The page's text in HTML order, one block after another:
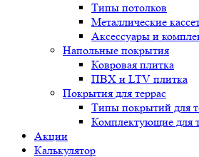
Типы потолков
Металлические
Аксессуары и
Напольные покрытия
Ковровая плитка
ПВХ и LTV плитка
Покрытия для террас
Типы покрытий для
Комплектующие для
Акции
Калькулятор